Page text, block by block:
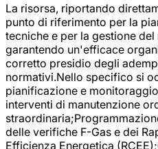
La risorsa, riportando
punto di riferimento per la
tecniche e per la gestione
garantendo un'efficace
corretto presidio degli
normativi.Nello specifico si
pianificazione e
interventi di manutenzione
delle verifiche F-Gas e dei
Efficienza Energetica